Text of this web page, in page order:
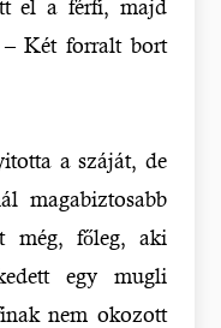
el a férfi, majd
– Két forralt bort
a száját, de
magabiztosabb
még, főleg, aki
egy mugli
nem okozott